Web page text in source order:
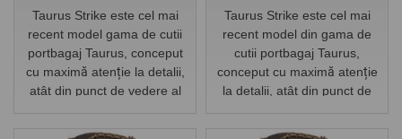
Taurus Strike este cel mai
recent model gama de cutii
portbagaj Taurus, conceput
cu maximă atenție la detalii,
atât din punct de vedere al
Taurus Strike este cel mai
recent model din gama de
cutii portbagaj Taurus,
conceput cu maximă atenție
la detalii, atât din punct de